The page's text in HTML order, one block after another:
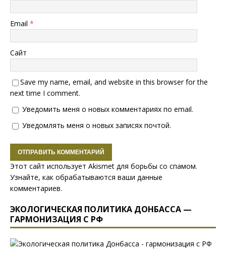
Email *
Сайт
Save my name, email, and website in this browser for the
next time I comment.
Уведомить меня о новых комментариях по email.
Уведомлять меня о новых записях почтой.
Этот сайт использует Akismet для борьбы со спамом.
Узнайте, как обрабатываются ваши данные
комментариев.
ЭКОЛОГИЧЕСКАЯ ПОЛИТИКА ДОНБАССА —
ГАРМОНИЗАЦИЯ С РФ